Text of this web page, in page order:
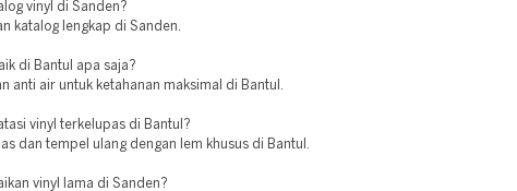
vinyl di Sanden?
katalog lengkap di Sanden.
di Bantul apa saja?
anti air untuk ketahanan maksimal di Bantul.
vinyl terkelupas di Bantul?
dan tempel ulang dengan lem khusus di Bantul.
vinyl lama di Sanden?